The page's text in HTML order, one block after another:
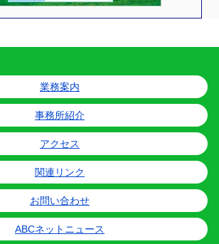
業務案内
事務所紹介
アクセス
関連リンク
お問い合わせ
ABCネットニュース